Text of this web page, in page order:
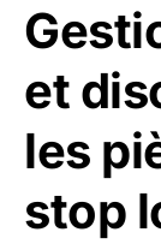
et
les
stop